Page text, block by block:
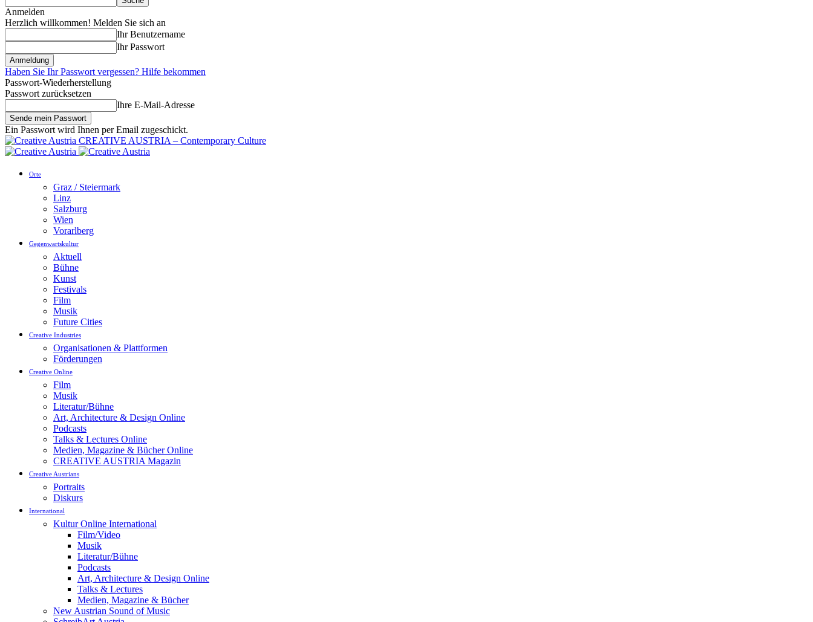
Anmelden
Herzlich willkommen! Melden Sie sich an
Ihr Benutzername
Ihr Passwort
Haben Sie Ihr Passwort vergessen? Hilfe bekommen
Passwort-Wiederherstellung
Passwort zurücksetzen
Ihre E-Mail-Adresse
Ein Passwort wird Ihnen per Email zugeschickt.
CREATIVE AUSTRIA – Contemporary Culture
Orte
Graz / Steiermark
Linz
Salzburg
Wien
Vorarlberg
Gegenwartskultur
Aktuell
Bühne
Kunst
Festivals
Film
Musik
Future Cities
Creative Industries
Organisationen & Plattformen
Förderungen
Creative Online
Film
Musik
Literatur/Bühne
Art, Architecture & Design Online
Podcasts
Talks & Lectures Online
Medien, Magazine & Bücher Online
CREATIVE AUSTRIA Magazin
Creative Austrians
Portraits
Diskurs
International
Kultur Online International
Film/Video
Musik
Literatur/Bühne
Podcasts
Art, Architecture & Design Online
Talks & Lectures
Medien, Magazine & Bücher
New Austrian Sound of Music